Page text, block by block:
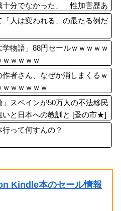
十分でなかった」 性加害歴あ
で起用
人は変われる」の最たる例だ
学物語」88円セールｗｗｗｗｗ
ｗｗｗｗｗ
作者さん、なぜか消しまくるｗ
ｗｗｗｗｗｗ
」スペインが50万人の不法移民
いと日本への教訓と [蚤の市★]
って何すんの？
Kindle本のセール情報